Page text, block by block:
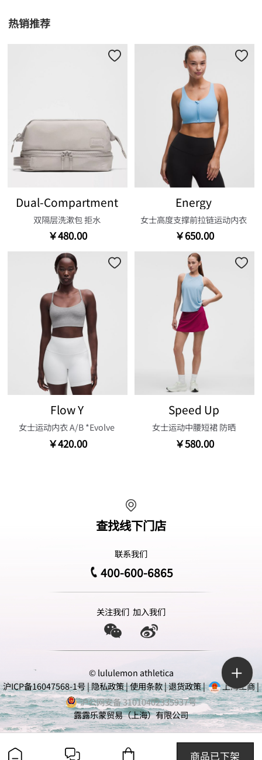
商品已下架
热销推荐
Dual-Compartment
双隔层洗漱包 拒水
￥480.00
Energy
女士高度支撑前拉链运动内衣
￥650.00
Flow Y
女士运动内衣 A/B *Evolve
￥420.00
Speed Up
女士运动中腰短裙 防晒
￥580.00
查找线下门店
联系我们
400-600-6865
关注我们 加入我们
© lululemon athletica
沪ICP备16047568-1号|隐私政策|使用条款|退货政策| 上海工商|
沪公网安备 31010402335937号
露露乐蒙贸易（上海）有限公司